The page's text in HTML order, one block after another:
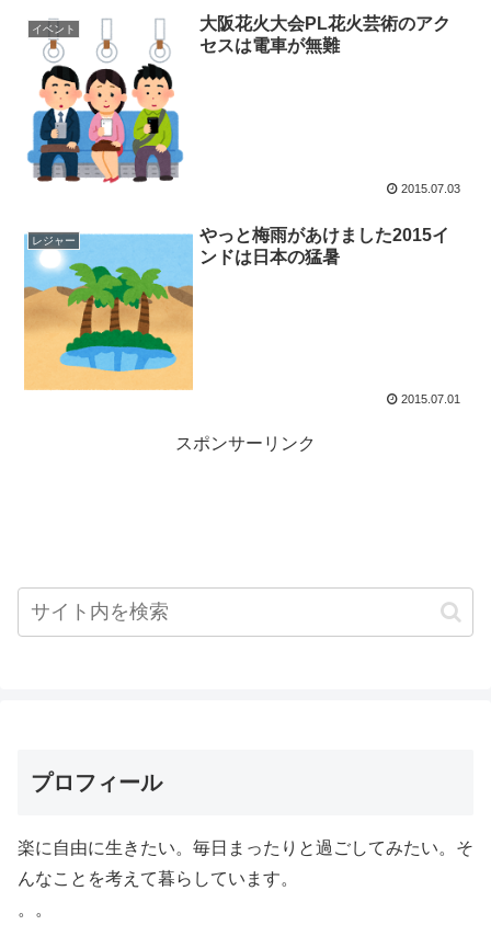
イベント
大阪花火大会PL花火芸術のアク
セスは電車が無難
2015.07.03
レジャー
やっと梅雨があけました2015イ
ンドは日本の猛暑
2015.07.01
スポンサーリンク
プロフィール
楽に自由に生きたい。毎日まったりと過ごしてみたい。そ
んなことを考えて暮らしています。
。。